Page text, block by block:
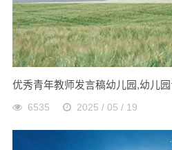
优秀青年教师发言稿幼儿园,幼儿
6535 2025 / 05 / 19